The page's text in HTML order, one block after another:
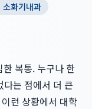
소화기내과
복통. 누구나 한
는 점에서 더 큰
런 상황에서 대학